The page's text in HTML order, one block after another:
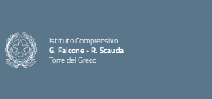
Istituto Comprensivo
G. Falcone - R. Scauda
Torre del Greco